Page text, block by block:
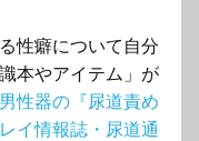
性癖について自分
本やアイテム」が
男性器の『尿道責め
イ情報誌・尿道通